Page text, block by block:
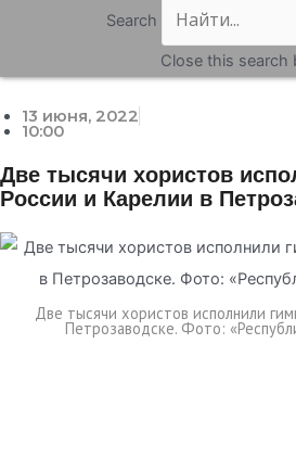
Search
Close this search
13 июня, 2022
10:00
Две тысячи хористов
России и Карелии в
Две тысячи хористов исполнили
Петрозаводске. Фото: